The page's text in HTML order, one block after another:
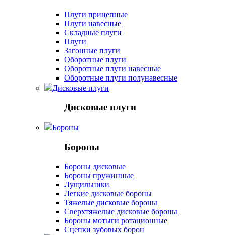
Плуги прицепные
Плуги навесные
Складные плуги
Плуги
Загонные плуги
Оборотные плуги
Оборотные плуги навесные
Оборотные плуги полунавесные
Дисковые плуги
Дисковые плуги
Бороны
Бороны
Бороны дисковые
Бороны пружинные
Лущильники
Легкие дисковые бороны
Тяжелые дисковые бороны
Сверхтяжелые дисковые бороны
Бороны мотыги ротационные
Сцепки зубовых борон